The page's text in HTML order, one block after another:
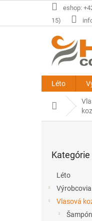
eshop:
15)
Léto
Domov
kategórie
Kategórie
Léto
Výrobcovia
Vlasová